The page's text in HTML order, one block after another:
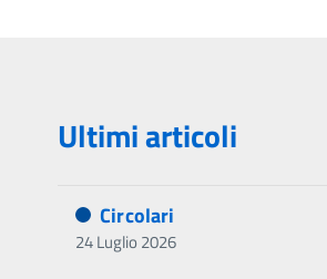
Ultimi articoli
Circolari
24 Luglio 2026